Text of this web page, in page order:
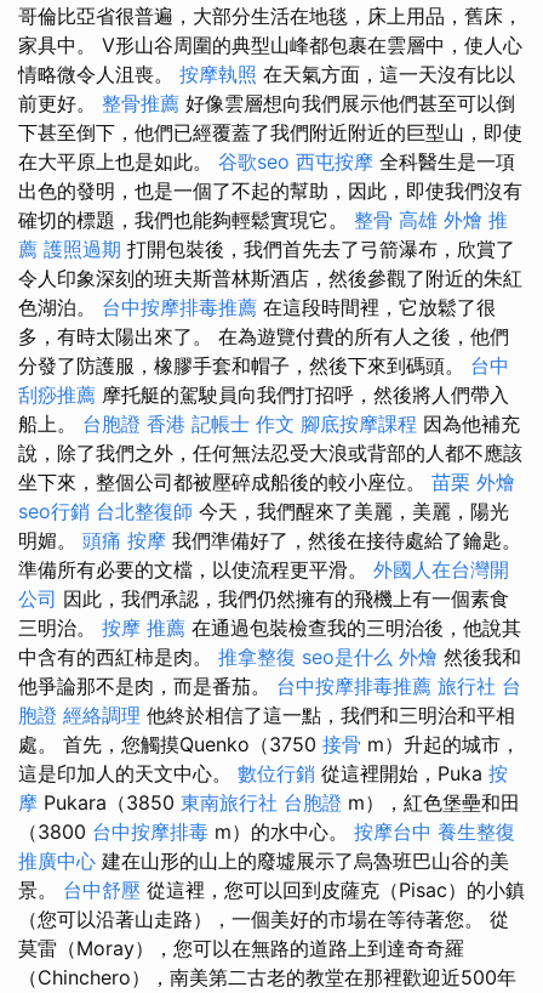
哥倫比亞省很普遍，大部分生活在地毯，床上用品，舊床，
家具中。 V形山谷周圍的典型山峰都包裹在雲層中，使人心
情略微令人沮喪。 按摩執照 在天氣方面，這一天沒有比以
前更好。 整骨推薦 好像雲層想向我們展示他們甚至可以倒
下甚至倒下，他們已經覆蓋了我們附近附近的巨型山，即使
在大平原上也是如此。 谷歌seo 西屯按摩 全科醫生是一項
出色的發明，也是一個了不起的幫助，因此，即使我們沒有
確切的標題，我們也能夠輕鬆實現它。 整骨 高雄 外燴 推
薦 護照過期 打開包裝後，我們首先去了弓箭瀑布，欣賞了
令人印象深刻的班夫斯普林斯酒店，然後參觀了附近的朱紅
色湖泊。 台中按摩排毒推薦 在這段時間裡，它放鬆了很
多，有時太陽出來了。 在為遊覽付費的所有人之後，他們
分發了防護服，橡膠手套和帽子，然後下來到碼頭。 台中
刮痧推薦 摩托艇的駕駛員向我們打招呼，然後將人們帶入
船上。 台胞證 香港 記帳士 作文 腳底按摩課程 因為他補充
說，除了我們之外，任何無法忍受大浪或背部的人都不應該
坐下來，整個公司都被壓碎成船後的較小座位。 苗栗 外燴
seo行銷 台北整復師 今天，我們醒來了美麗，美麗，陽光
明媚。 頭痛 按摩 我們準備好了，然後在接待處給了鑰匙。
準備所有必要的文檔，以使流程更平滑。 外國人在台灣開
公司 因此，我們承認，我們仍然擁有的飛機上有一個素食
三明治。 按摩 推薦 在通過包裝檢查我的三明治後，他說其
中含有的西紅柿是肉。 推拿整復 seo是什么 外燴 然後我和
他爭論那不是肉，而是番茄。 台中按摩排毒推薦 旅行社 台
胞證 經絡調理 他終於相信了這一點，我們和三明治和平相
處。 首先，您觸摸Quenko（3750 接骨 m）升起的城市，
這是印加人的天文中心。 數位行銷 從這裡開始，Puka 按
摩 Pukara（3850 東南旅行社 台胞證 m），紅色堡壘和田
（3800 台中按摩排毒 m）的水中心。 按摩台中 養生整復
推廣中心 建在山形的山上的廢墟展示了烏魯班巴山谷的美
景。 台中舒壓 從這裡，您可以回到皮薩克（Pisac）的小鎮
（您可以沿著山走路），一個美好的市場在等待著您。 從
莫雷（Moray），您可以在無路的道路上到達奇奇羅
（Chinchero），南美第二古老的教堂在那裡歡迎近500年